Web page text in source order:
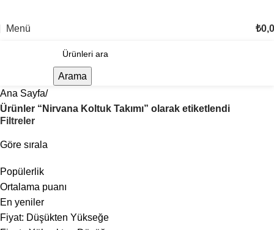
Menü ₺
Arama
Ana Sayfa
Ürünler “Nirvana Koltuk Takımı” olarak etiketlendi
Filtreler
Göre sırala
Popülerlik
Ortalama puanı
En yeniler
Fiyat: Düşükten Yükseğe